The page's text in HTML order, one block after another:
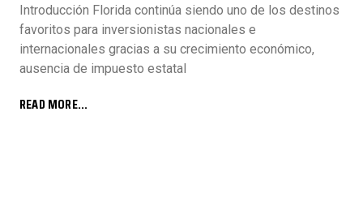
Introducción Florida continúa siendo uno de los destinos
favoritos para inversionistas nacionales e
internacionales gracias a su crecimiento económico,
ausencia de impuesto estatal
READ MORE...